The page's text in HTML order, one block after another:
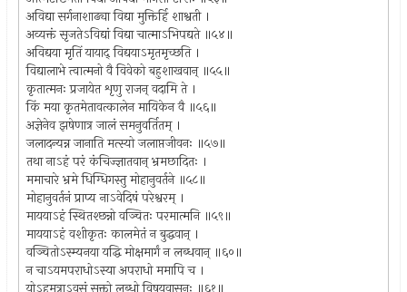
अविद्या सर्गनाशाढ्या विद्या मुक्तिर्हि शाश्वती ।
अव्यक्तं सृजतेऽविद्यां विद्या चात्माऽभिपद्यते ॥५४॥
अविद्यया मृतिं यायाद् विद्ययाऽमृतमृच्छति ।
विद्यालाभे त्वात्मनो वै विवेको बहुशाखवान् ॥५५॥
कृतात्मनः प्रजायेत शृणु राजन् वदामि ते ।
किं मया कृतमेतावत्कालेन मायिकेन वै ॥५६॥
अज्ञेनेव झषेणात्र जालं समनुवर्तितम् ।
जलादन्यन्न जानाति मत्स्यो जलाप्तजीवनः ॥५७॥
तथा नाऽहं परं कंचिज्ज्ञातवान् भ्रमछादितः ।
ममाचारे भ्रमे धिग्धिगस्तु मोहानुवर्तने ॥५८॥
मोहानुवर्तनं प्राप्य नाऽवेदिषं परेश्वरम् ।
माययाऽहं स्थितश्छन्नो वञ्चितः परमात्मनि ॥५९॥
माययाऽहं वशीकृतः कालमेतं न बुद्धवान् ।
वञ्चितोऽस्म्यनया यद्धि मोक्षमार्गं न लब्धवान् ॥६०॥
न चाऽयमपराधोऽस्या अपराधो ममापि च ।